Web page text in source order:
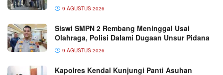
9 AGUSTUS 2026
Siswi SMPN 2 Rembang Meninggal Usai
Olahraga, Polisi Dalami Dugaan Unsur Pidana
9 AGUSTUS 2026
Kapolres Kendal Kunjungi Panti Asuhan